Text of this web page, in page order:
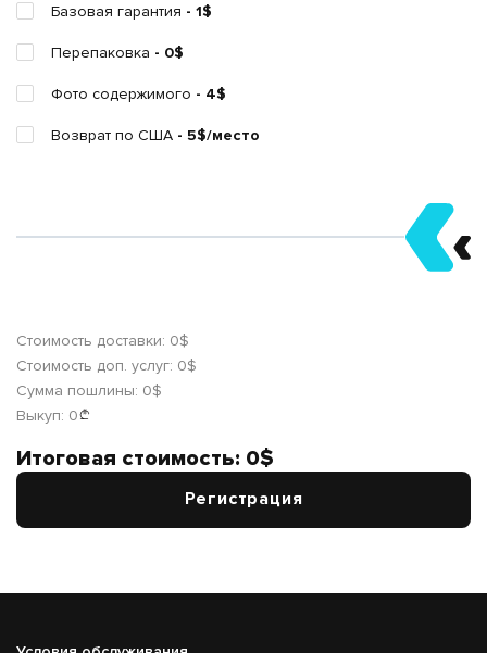
Базовая гарантия - 1$
Перепаковка - 0$
Фото содержимого - 4$
Возврат по США - 5$/место
Стоимость доставки: 0$
Стоимость доп. услуг: 0$
Сумма пошлины: 0$
Выкуп: 0
Итоговая стоимость: 0$
Регистрация